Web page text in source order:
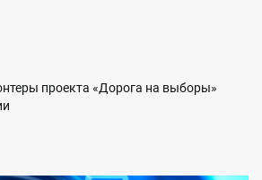
проекта «Дорога на выборы»